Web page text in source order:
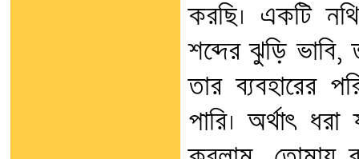
করছি। একটি
শব্দের ঝুড়ি
তার ব্যবহারের
পারি। অর্থাৎ